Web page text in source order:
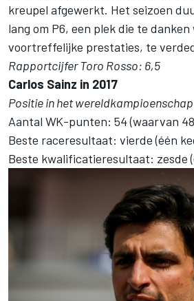
kreupel afgewerkt. Het seizoen
lang om P6, een plek die te danken
voortreffelijke prestaties, te
Rapportcijfer Toro Rosso: 6,5
Carlos Sainz in 2017
Positie in het
Aantal WK-punten: 54 (waarvan
Beste raceresultaat: vierde (één
Beste kwalificatieresultaat: zesde